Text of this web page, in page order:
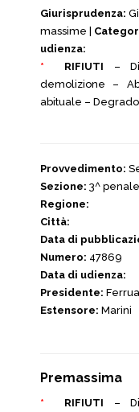
Giurisprudenza:
massime |
udienza:
*
RIFIUTI –
demolizione –
abituale –
Provvedimento:
Sezione: 3^ penale
Regione:
Città:
Data di
Numero: 47869
Data di udienza:
Presidente: Ferrua
Estensore: Marini
Premassima
* RIFIUTI –